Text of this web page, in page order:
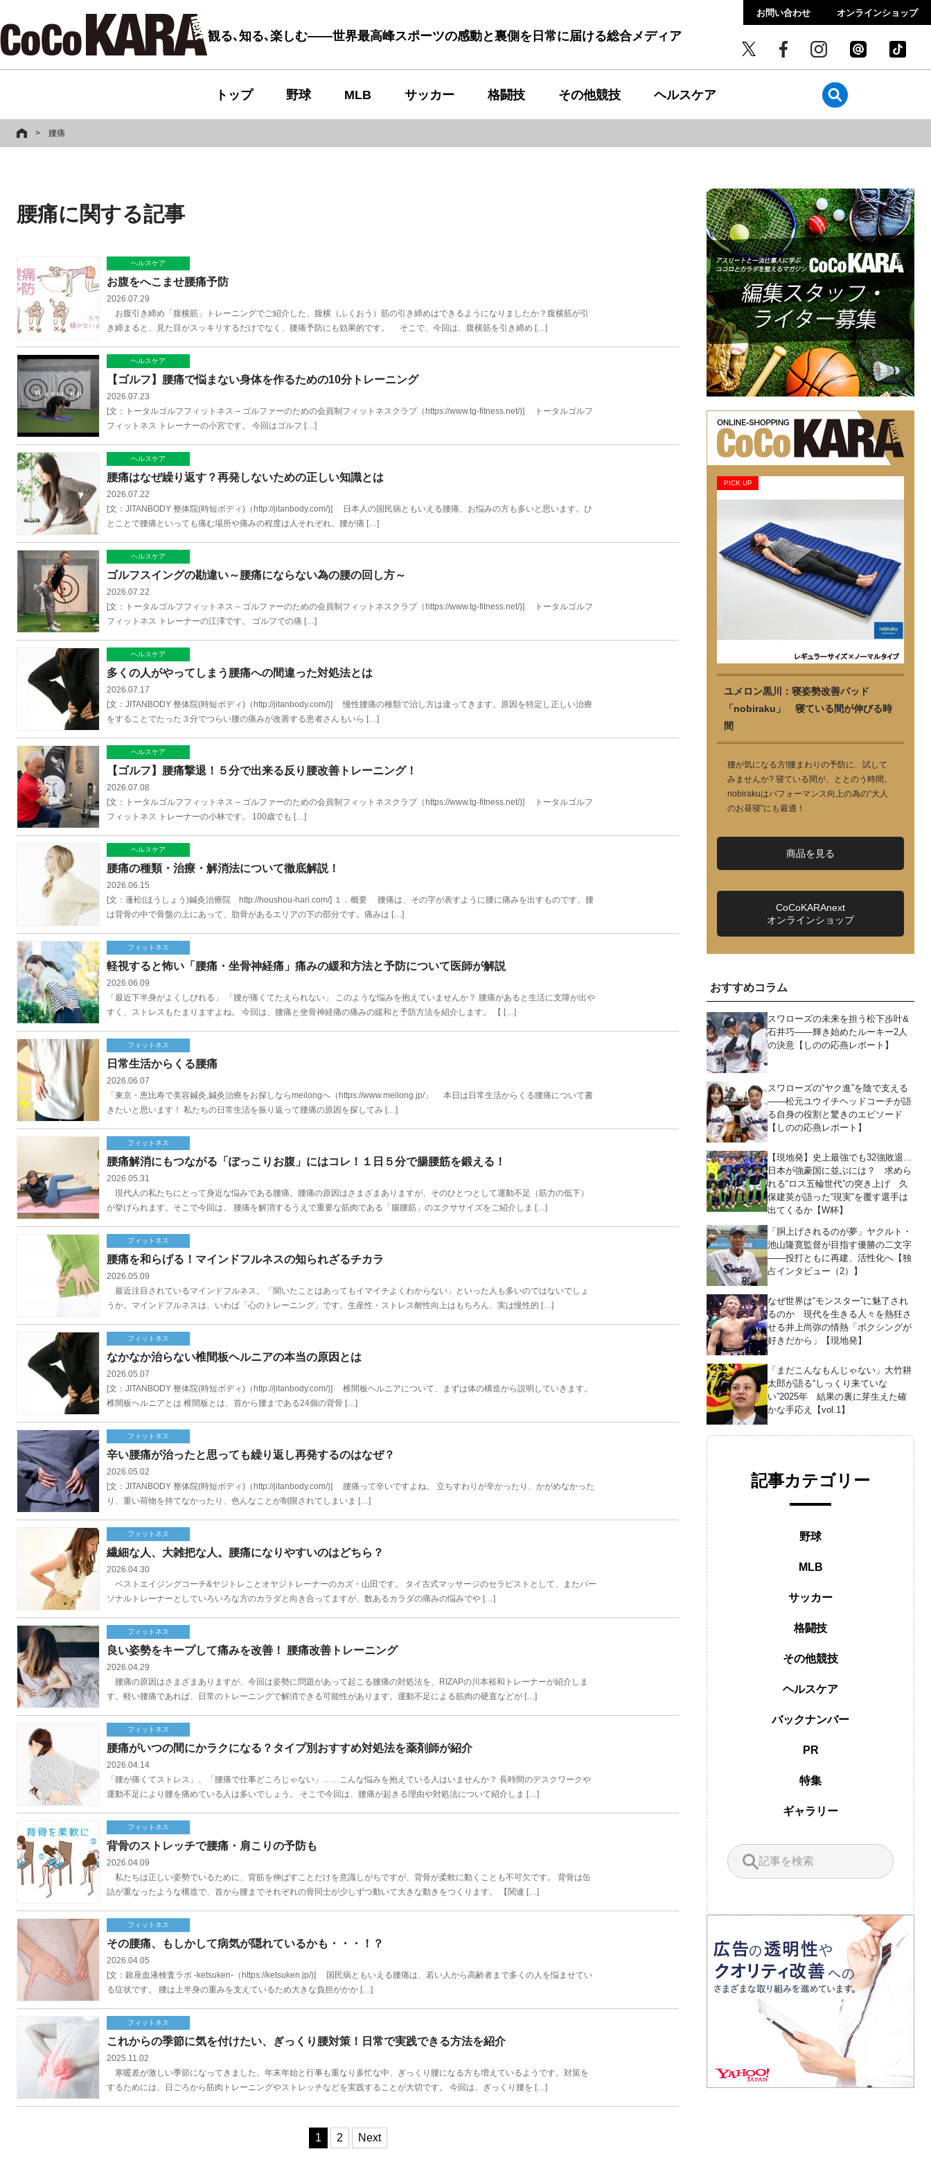
観る､知る､楽しむ――世界最高峰スポーツの感動と裏側を日常に届ける総合メディア
お問い合わせ オンラインショップ
トップ 野球 MLB サッカー 格闘技 その他競技 ヘルスケア
> 腰痛
腰痛に関する記事
ヘルスケア
お腹をへこませ腰痛予防
2026.07.29
お腹引き締め「腹横筋」トレーニングでご紹介した、腹横（ふくおう）筋の引き締めはできるようになりましたか？腹横筋が引
き締まると、見た目がスッキリするだけでなく、腰痛予防にも効果的です。 そこで、今回は、腹横筋を引き締め […]
ヘルスケア
【ゴルフ】腰痛で悩まない身体を作るための10分トレーニング
2026.07.23
[文：トータルゴルフフィットネス – ゴルファーのための会員制フィットネスクラブ（https://www.tg-fitness.net/)] トータルゴルフ
フィットネス トレーナーの小宮です。 今回はゴルフ […]
ヘルスケア
腰痛はなぜ繰り返す？再発しないための正しい知識とは
2026.07.22
[文：JITANBODY 整体院(時短ボディ)（http://jitanbody.com/)] 日本人の国民病ともいえる腰痛、お悩みの方も多いと思います。ひ
とことで腰痛といっても痛む場所や痛みの程度は人それぞれ。腰が痛 […]
ヘルスケア
ゴルフスイングの勘違い～腰痛にならない為の腰の回し方～
2026.07.22
[文：トータルゴルフフィットネス – ゴルファーのための会員制フィットネスクラブ（https://www.tg-fitness.net/)] トータルゴルフ
フィットネス トレーナーの江澤です。 ゴルフでの痛 […]
ヘルスケア
多くの人がやってしまう腰痛への間違った対処法とは
2026.07.17
[文：JITANBODY 整体院(時短ボディ)（http://jitanbody.com/)] 慢性腰痛の種類で治し方は違ってきます。原因を特定し正しい治療
をすることでたった３分でつらい腰の痛みが改善する患者さんもいら […]
ヘルスケア
【ゴルフ】腰痛撃退！５分で出来る反り腰改善トレーニング！
2026.07.08
[文：トータルゴルフフィットネス – ゴルファーのための会員制フィットネスクラブ（https://www.tg-fitness.net/)] トータルゴルフ
フィットネス トレーナーの小林です。 100歳でも […]
ヘルスケア
腰痛の種類・治療・解消法について徹底解説！
2026.06.15
[文：蓬松(ほうしょう)鍼灸治療院 http://houshou-hari.com/] １．概要 腰痛は、その字が表すように腰に痛みを出すものです。腰
は背骨の中で骨盤の上にあって、肋骨があるエリアの下の部分です。痛みは […]
フィットネス
軽視すると怖い「腰痛・坐骨神経痛」痛みの緩和方法と予防について医師が解説
2026.06.09
「最近下半身がよくしびれる」 「腰が痛くてたえられない」 このような悩みを抱えていませんか？ 腰痛があると生活に支障が出や
すく、ストレスもたまりますよね。 今回は、腰痛と坐骨神経痛の痛みの緩和と予防方法を紹介します。 【 […]
フィットネス
日常生活からくる腰痛
2026.06.07
「東京・恵比寿で美容鍼灸,鍼灸治療をお探しならmeilongへ（https://www.meilong.jp/」 本日は日常生活からくる腰痛について書
きたいと思います！ 私たちの日常生活を振り返って腰痛の原因を探してみ […]
フィットネス
腰痛解消にもつながる「ぽっこりお腹」にはコレ！１日５分で腸腰筋を鍛える！
2026.05.31
現代人の私たちにとって身近な悩みである腰痛。腰痛の原因はさまざまありますが、そのひとつとして運動不足（筋力の低下）
が挙げられます。そこで今回は、 腰痛を解消するうえで重要な筋肉である「腸腰筋」のエクササイズをご紹介しま […]
フィットネス
腰痛を和らげる！マインドフルネスの知られざるチカラ
2026.05.09
最近注目されているマインドフルネス。「聞いたことはあってもイマイチよくわからない」といった人も多いのではないでしょ
うか。マインドフルネスは、いわば「心のトレーニング」です。生産性・ストレス耐性向上はもちろん、実は慢性的 […]
フィットネス
なかなか治らない椎間板ヘルニアの本当の原因とは
2026.05.07
[文：JITANBODY 整体院(時短ボディ)（http://jitanbody.com/)] 椎間板ヘルニアについて、まずは体の構造から説明していきます。
椎間板ヘルニアとは 椎間板とは、首から腰まである24個の背骨 […]
フィットネス
辛い腰痛が治ったと思っても繰り返し再発するのはなぜ？
2026.05.02
[文：JITANBODY 整体院(時短ボディ)（http://jitanbody.com/)] 腰痛って辛いですよね。 立ちすわりが辛かったり、かがめなかった
り、重い荷物を持てなかったり、色んなことが制限されてしまいま […]
フィットネス
繊細な人、大雑把な人。腰痛になりやすいのはどちら？
2026.04.30
ベストエイジングコーチ&ヤジトレことオヤジトレーナーのカズ・山田です。 タイ古式マッサージのセラピストとして、またパー
ソナルトレーナーとしていろいろな方のカラダと向き合ってますが、数あるカラダの痛みの悩みでや […]
フィットネス
良い姿勢をキープして痛みを改善！ 腰痛改善トレーニング
2026.04.29
腰痛の原因はさまざまありますが、今回は姿勢に問題があって起こる腰痛の対処法を、RIZAPの川本裕和トレーナーが紹介しま
す。軽い腰痛であれば、日常のトレーニングで解消できる可能性があります。運動不足による筋肉の硬直などが […]
フィットネス
腰痛がいつの間にかラクになる？タイプ別おすすめ対処法を薬剤師が紹介
2026.04.14
「腰が痛くてストレス」、「腰痛で仕事どころじゃない」……こんな悩みを抱えている人はいませんか？ 長時間のデスクワークや
運動不足により腰を痛めている人は多いでしょう。 そこで今回は、腰痛が起きる理由や対処法について紹介しま […]
フィットネス
背骨のストレッチで腰痛・肩こりの予防も
2026.04.09
私たちは正しい姿勢でいるために、背筋を伸ばすことだけを意識しがちですが、背骨が柔軟に動くことも不可欠です。 背骨は缶
詰が重なったような構造で、首から腰までそれぞれの骨同士が少しずつ動いて大きな動きをつくります。 【関連 […]
フィットネス
その腰痛、もしかして病気が隠れているかも・・・！？
2026.04.05
[文：銀座血液検査ラボ -ketsuken-（https://ketsuken.jp/)] 国民病ともいえる腰痛は、若い人から高齢者まで多くの人を悩ませてい
る症状です。 腰は上半身の重みを支えているため大きな負担がかか […]
フィットネス
これからの季節に気を付けたい、ぎっくり腰対策！日常で実践できる方法を紹介
2025.11.02
寒暖差が激しい季節になってきました。年末年始と行事も重なり多忙な中、ぎっくり腰になる方も増えているようです。対策を
するためには、日ごろから筋肉トレーニングやストレッチなどを実践することが大切です。 今回は、ぎっくり腰を […]
1 2 Next
PICK UP
ユメロン黒川：寝姿勢改善パッド
「nobiraku」 寝ている間が伸びる時
間
腰が気になる方!腰まわりの予防に、試して
みませんか? 寝ている間が、ととのう時間。
nobirakuはパフォーマンス向上の為の“大人
のお昼寝”にも最適！
商品を見る
CoCoKARAnext
オンラインショップ
おすすめコラム
スワローズの未来を担う松下歩叶&
石井巧――輝き始めたルーキー2人
の決意【しのの応燕レポート】
スワローズの“ヤク進”を陰で支える
――松元ユウイチヘッドコーチが語
る自身の役割と驚きのエピソード
【しのの応燕レポート】
【現地発】史上最強でも32強敗退…
日本が強豪国に並ぶには？ 求めら
れる“ロス五輪世代”の突き上げ 久
保建英が語った“現実”を覆す選手は
出てくるか【W杯】
「胴上げされるのが夢」ヤクルト・
池山隆寛監督が目指す優勝の二文字
――投打ともに再建、活性化へ【独
占インタビュー（2）】
なぜ世界は“モンスター”に魅了され
るのか 現代を生きる人々を熱狂さ
せる井上尚弥の情熱「ボクシングが
好きだから」【現地発】
「まだこんなもんじゃない」大竹耕
太郎が語る“しっくり来ていな
い”2025年 結果の裏に芽生えた確
かな手応え【vol.1】
記事カテゴリー
野球
MLB
サッカー
格闘技
その他競技
ヘルスケア
バックナンバー
PR
特集
ギャラリー